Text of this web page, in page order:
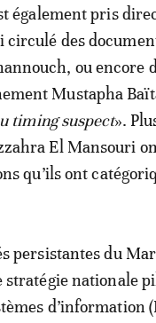
également pris
des
ou encore
Mustapha
timing suspect».
El Mansouri
qu’ils ont
persistantes du
nationale
d’information